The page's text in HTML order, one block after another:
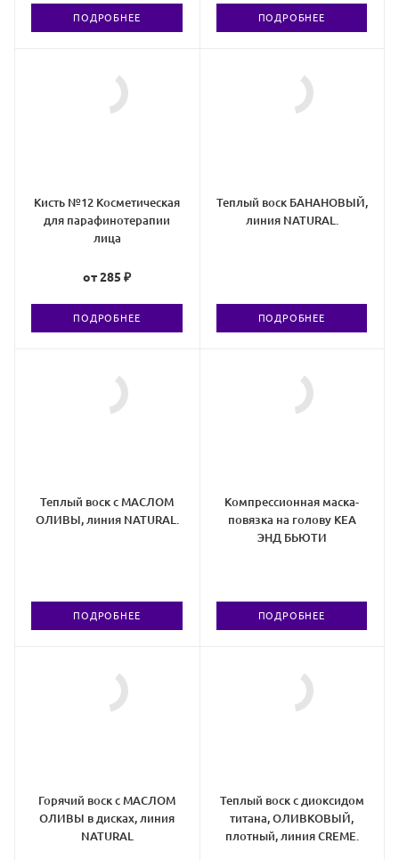
ПОДРОБНЕЕ ПОДРОБНЕЕ
Кисть №12 Косметическая
для парафинотерапии
лица
от285 ₽
ПОДРОБНЕЕ
Теплый воск БАНАНОВЫЙ,
линия NATURAL.
ПОДРОБНЕЕ
Теплый воск с МАСЛОМ
ОЛИВЫ, линия NATURAL.
ПОДРОБНЕЕ
Компрессионная маска-
повязка на голову КЕА
ЭНД БЬЮТИ
ПОДРОБНЕЕ
Горячий воск с МАСЛОМ
ОЛИВЫ в дисках, линия
NATURAL
Теплый воск с диоксидом
титана, ОЛИВКОВЫЙ,
плотный, линия CREMЕ.